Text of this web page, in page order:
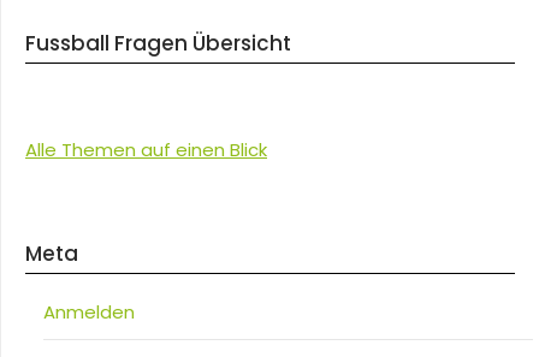
Fussball Fragen Übersicht
Alle Themen auf einen Blick
Meta
Anmelden